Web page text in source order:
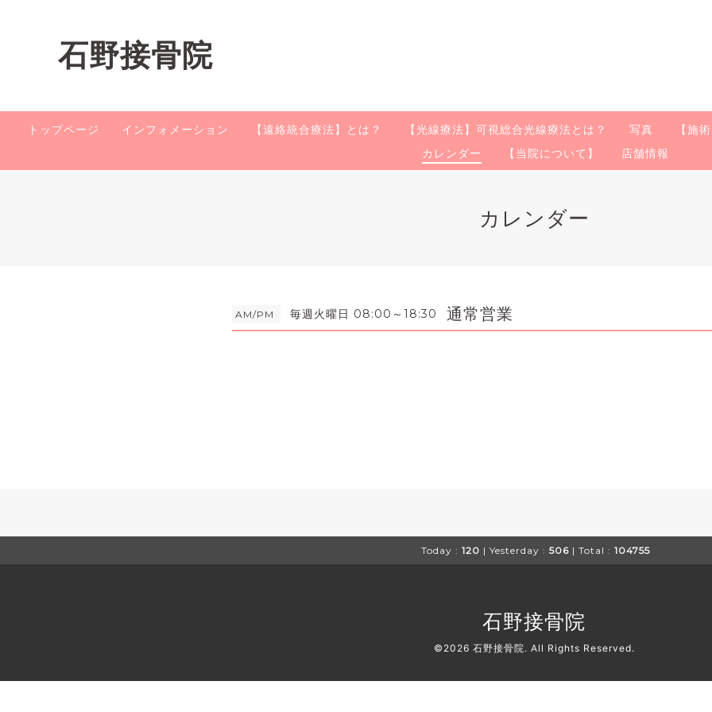
石野接骨院
トップページ インフォメーション 【遠絡統合療法】とは？ 【光線療法】可視総合光線療法とは？ 写真 【施
カレンダー
【当院について】 店舗情報
カレンダー
AM/PM 毎週火曜日 08:00～18:30 通常営業
Today : 120 | Yesterday : 506 | Total : 104755
石野接骨院
©2026 石野接骨院. All Rights Reserved.